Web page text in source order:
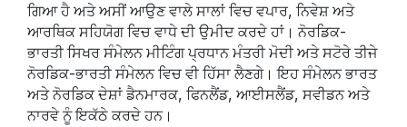
ਗਿਆ ਹੈ ਅਤੇ ਅਸੀਂ ਆਉਣ ਵਾਲੇ ਸਾਲਾਂ ਵਿਚ ਵਪਾਰ, ਨਿਵੇਸ਼ ਅਤੇ
ਆਰਥਿਕ ਸਹਿਯੋਗ ਵਿਚ ਵਾਧੇ ਦੀ ਉਮੀਦ ਕਰਦੇ ਹਾਂ। ਨੋਰਡਿਕ-
ਭਾਰਤੀ ਸਿਖਰ ਸੰਮੇਲਨ ਮੀਟਿੰਗ ਪ੍ਰਧਾਨ ਮੰਤਰੀ ਮੋਦੀ ਅਤੇ ਸਟੋਰੇ ਤੀਜੇ
ਨੋਰਡਿਕ-ਭਾਰਤੀ ਸੰਮੇਲਨ ਵਿਚ ਵੀ ਹਿੱਸਾ ਲੈਣਗੇ। ਇਹ ਸੰਮੇਲਨ ਭਾਰਤ
ਅਤੇ ਨੋਰਡਿਕ ਦੇਸ਼ਾਂ ਡੈਨਮਾਰਕ, ਫਿਨਲੈਂਡ, ਆਈਸਲੈਂਡ, ਸਵੀਡਨ ਅਤੇ
ਨਾਰਵੇ ਨੂੰ ਇਕੱਠੇ ਕਰਦੇ ਹਨ।